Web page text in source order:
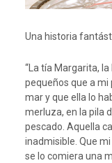
Una historia
“La tía Margarita,
pequeños que a mi
mar y que ella lo
merluza, en la pila
pescado. Aquella
inadmisible. Que
se lo comiera una